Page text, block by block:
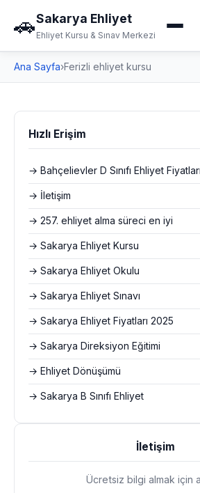
🚗Sakarya Ehliyet
Ehliyet Kursu & Sınav Merkezi
Ana Sayfa›Ferizli ehliyet kursu
Hızlı Erişim
→ Bahçelievler D Sınıfı Ehliyet Fiyatları
→ İletişim
→ 257. ehliyet alma süreci en iyi
→ Sakarya Ehliyet Kursu
→ Sakarya Ehliyet Okulu
→ Sakarya Ehliyet Sınavı
→ Sakarya Ehliyet Fiyatları 2025
→ Sakarya Direksiyon Eğitimi
→ Ehliyet Dönüşümü
→ Sakarya B Sınıfı Ehliyet
İletişim
Ücretsiz bilgi almak için